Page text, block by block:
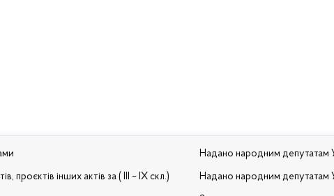
проєктів інших актів за ( III – IX скл.)
Надано народним депутатам
Надано народним депутатам